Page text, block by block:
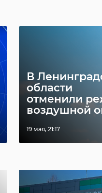
В
области
отменили
воздушной
19 мая, 21:17